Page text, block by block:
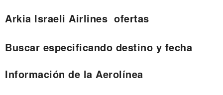
Arkia Israeli Airlines ofertas
Buscar especificando destino y fecha
Información de la Aerolínea